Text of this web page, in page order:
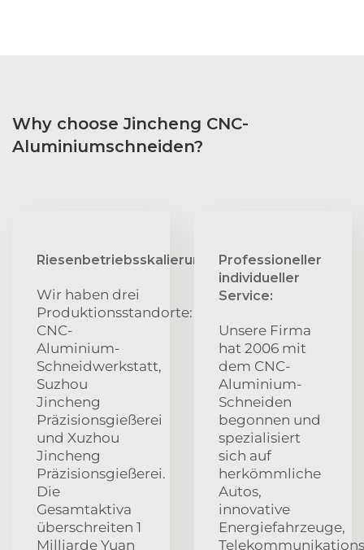
Why choose Jincheng CNC-
Aluminiumschneiden?
Riesenbetriebsskalierung:
Wir haben drei
Produktionsstandorte:
CNC-
Aluminium-
Schneidwerkstatt,
Suzhou
Jincheng
Präzisionsgießerei
und Xuzhou
Jincheng
Präzisionsgießerei.
Die
Gesamtaktiva
überschreiten 1
Milliarde Yuan
Professioneller
individueller
Service:
Unsere Firma
hat 2006 mit
dem CNC-
Aluminium-
Schneiden
begonnen und
spezialisiert
sich auf
herkömmliche
Autos,
innovative
Energiefahrzeuge,